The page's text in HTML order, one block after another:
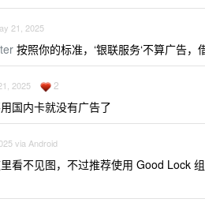
21, 2025
按照你的标准，‘银联服务‘不算广告，
2025 2
国内卡就没有广告了
via Android
看不见图，不过推荐使用 Good Lock